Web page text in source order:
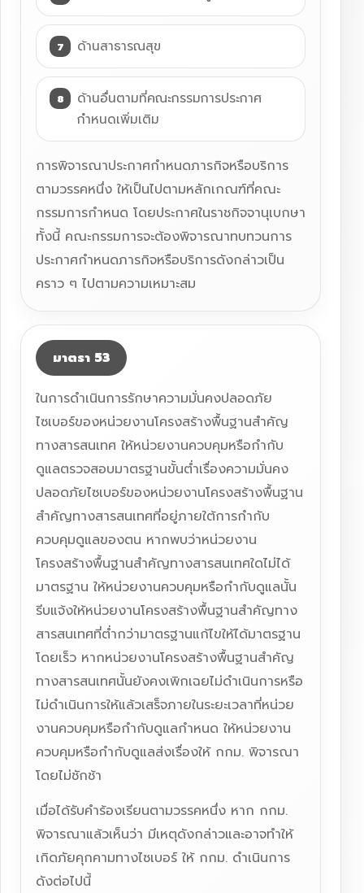
ด้านสาธารณสุข
ด้านอื่นตามที่คณะกรรมการประกาศ
กำหนดเพิ่มเติม
การพิจารณาประกาศกำหนดภารกิจหรือบริการ
ตามวรรคหนึ่ง ให้เป็นไปตามหลักเกณฑ์ที่คณะ
กรรมการกำหนด โดยประกาศในราชกิจจานุเบกษา
ทั้งนี้ คณะกรรมการจะต้องพิจารณาทบทวนการ
ประกาศกำหนดภารกิจหรือบริการดังกล่าวเป็น
คราว ๆ ไปตามความเหมาะสม
มาตรา 53
ในการดำเนินการรักษาความมั่นคงปลอดภัย
ไซเบอร์ของหน่วยงานโครงสร้างพื้นฐานสำคัญ
ทางสารสนเทศ ให้หน่วยงานควบคุมหรือกำกับ
ดูแลตรวจสอบมาตรฐานขั้นต่ำเรื่องความมั่นคง
ปลอดภัยไซเบอร์ของหน่วยงานโครงสร้างพื้นฐาน
สำคัญทางสารสนเทศที่อยู่ภายใต้การกำกับ
ควบคุมดูแลของตน หากพบว่าหน่วยงาน
โครงสร้างพื้นฐานสำคัญทางสารสนเทศใดไม่ได้
มาตรฐาน ให้หน่วยงานควบคุมหรือกำกับดูแลนั้น
รีบแจ้งให้หน่วยงานโครงสร้างพื้นฐานสำคัญทาง
สารสนเทศที่ต่ำกว่ามาตรฐานแก้ไขให้ได้มาตรฐาน
โดยเร็ว หากหน่วยงานโครงสร้างพื้นฐานสำคัญ
ทางสารสนเทศนั้นยังคงเพิกเฉยไม่ดำเนินการหรือ
ไม่ดำเนินการให้แล้วเสร็จภายในระยะเวลาที่หน่วย
งานควบคุมหรือกำกับดูแลกำหนด ให้หน่วยงาน
ควบคุมหรือกำกับดูแลส่งเรื่องให้ กกม. พิจารณา
โดยไม่ชักช้า
เมื่อได้รับคำร้องเรียนตามวรรคหนึ่ง หาก กกม.
พิจารณาแล้วเห็นว่า มีเหตุดังกล่าวและอาจทำให้
เกิดภัยคุกคามทางไซเบอร์ ให้ กกม. ดำเนินการ
ดังต่อไปนี้